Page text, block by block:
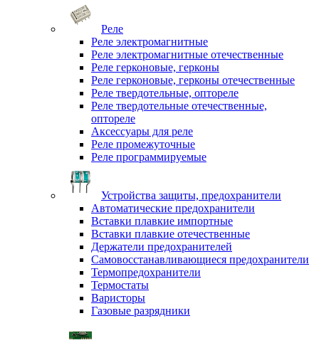
Реле
Реле электромагнитные
Реле электромагнитные отечественные
Реле герконовые, герконы
Реле герконовые, герконы отечественные
Реле твердотельные, оптореле
Реле твердотельные отечественные,
оптореле
Аксессуары для реле
Реле промежуточные
Реле программируемые
Устройства защиты, предохранители
Автоматические предохранители
Вставки плавкие импортные
Вставки плавкие отечественные
Держатели предохранителей
Самовосстанавливающиеся предохранители
Термопредохранители
Термостаты
Варисторы
Газовые разрядники